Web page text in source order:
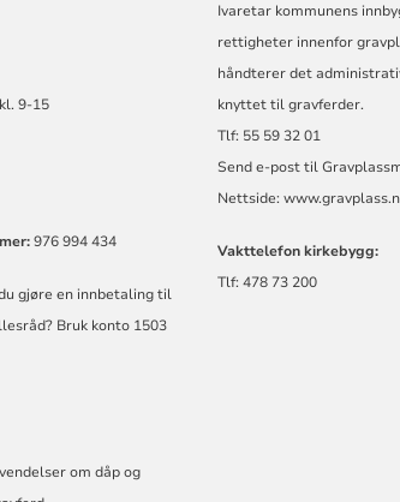
kl.9-15
976 994 434
gjøre en innbetaling til
Bruk konto 1503
om dåp og
Ivaretar kommunens
rettigheter innenfor
håndterer det
knyttet til gravferder.
Tlf: 55 59 32 01
Send e-post til
Nettside:
Vakttelefon kirkebygg:
Tlf: 478 73 200